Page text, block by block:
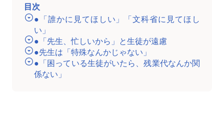
目次
●「誰かに見てほしい」「文科省に見てほし
い」
●「先生、忙しいから」と生徒が遠慮
●先生は「特殊なんかじゃない」
●「困っている生徒がいたら、残業代なんか関
係ない」